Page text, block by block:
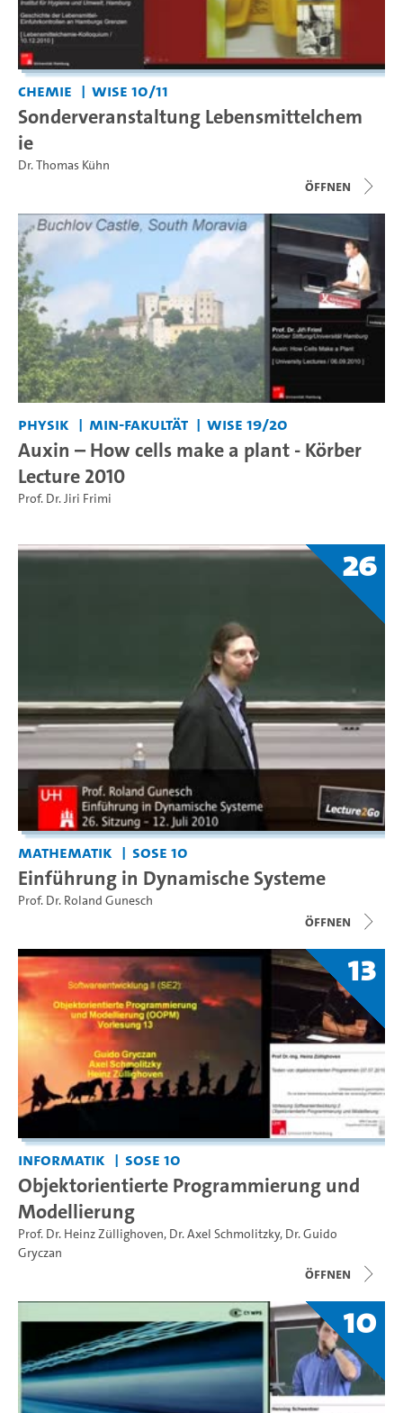
Chemie WiSe 10/11
Sonderveranstaltung Lebensmittelchem
ie
Dr. Thomas Kühn
Öffnen
Physik MIN-Fakultät WiSe 19/20
Auxin – How cells make a plant - Körber
Lecture 2010
Prof. Dr. Jiri Frimi
26
Mathematik SoSe 10
Einführung in Dynamische Systeme
Prof. Dr. Roland Gunesch
Öffnen
13
Informatik SoSe 10
Objektorientierte Programmierung und
Modellierung
Prof. Dr. Heinz Züllighoven, Dr. Axel Schmolitzky, Dr. Guido
Gryczan
Öffnen
10